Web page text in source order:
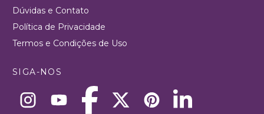
Dúvidas e Contato
Política de Privacidade
Termos e Condições de Uso
SIGA-NOS